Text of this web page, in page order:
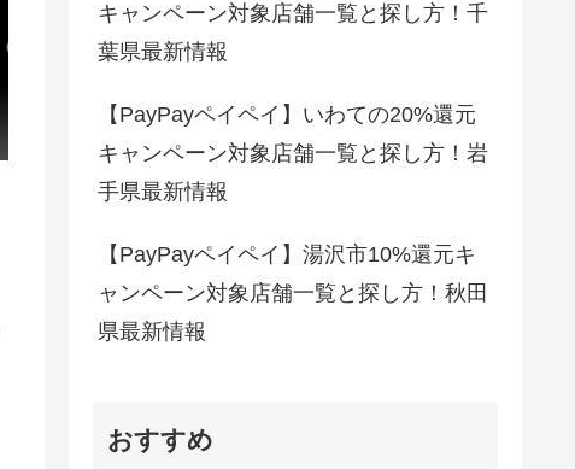
キャンペーン対象店舗一覧と探し方！千
葉県最新情報
【PayPayペイペイ】いわての20%還元
キャンペーン対象店舗一覧と探し方！岩
手県最新情報
【PayPayペイペイ】湯沢市10%還元キ
ャンペーン対象店舗一覧と探し方！秋田
県最新情報
おすすめ